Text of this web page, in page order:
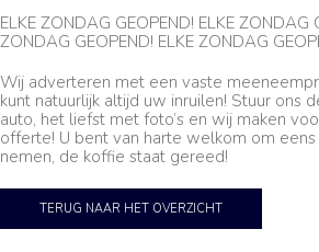
ELKE ZONDAG GEOPEND! ELKE ZONDAG
ZONDAG GEOPEND! ELKE ZONDAG
Wij adverteren met een vaste
kunt natuurlijk altijd uw inruilen! Stuur ons
auto, het liefst met foto’s en wij maken
offerte! U bent van harte welkom om eens
nemen, de koffie staat gereed!
TERUG NAAR HET OVERZICHT